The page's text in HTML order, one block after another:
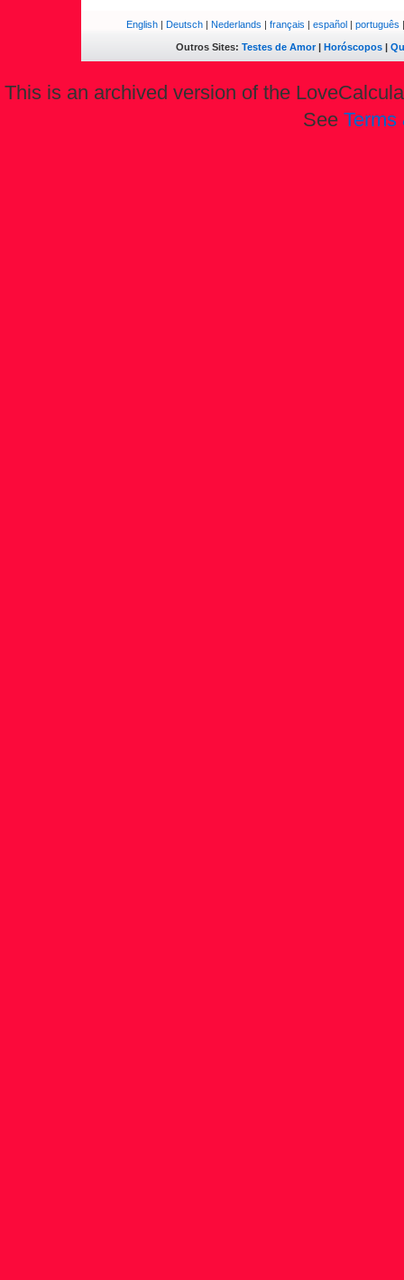
English | Deutsch | Nederlands | français | español | português
Outros Sites: Testes de Amor| Horóscopos|
This is an archived version of the
See Terms